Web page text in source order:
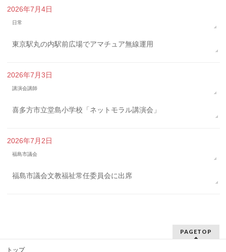
2026年7月4日
日常
東京駅丸の内駅前広場でアマチュア無線運用
2026年7月3日
講演会講師
喜多方市立堂島小学校「ネットモラル講演会」
2026年7月2日
福島市議会
福島市議会文教福祉常任委員会に出席
PAGETOP
トップ